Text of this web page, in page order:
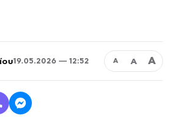
19.05.2026 — 12:52 Α Α Α